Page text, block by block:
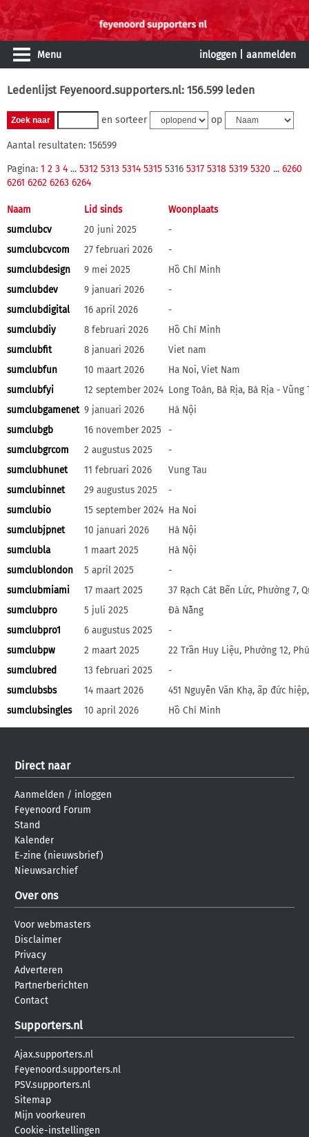
Menu inloggen aanmelden
Ledenlijst Feyenoord.supporters.nl: 156.599 leden
en sorteer op
Aantal resultaten: 156599
Pagina: 1 2 3 4 ... 5312 5313 5314 5315 5316 5317 5318 5319 5320 ... 6260
6261 6262 6263 6264
Naam Lid sinds
Woonplaats
sumclubcv
20 juni 2025
-
sumclubcvcom
27 februari 2026
-
sumclubdesign
9 mei 2025
Hồ Chí Minh
sumclubdev
9 januari 2026
-
sumclubdigital
16 april 2026
-
sumclubdiy
8 februari 2026
Hồ Chí Minh
sumclubfit
8 januari 2026
Viet nam
sumclubfun
10 maart 2026
Ha Noi, Viet Nam
sumclubfyi
12 september 2024 Long Toàn, Bà Rịa, Bà Rịa - Vũng
sumclubgamenet 9 januari 2026
Hà Nội
sumclubgb
16 november 2025
-
sumclubgrcom
2 augustus 2025
-
sumclubhunet
11 februari 2026
Vung Tau
sumclubinnet
29 augustus 2025
-
sumclubio
15 september 2024 Ha Noi
sumclubjpnet
10 januari 2026
Hà Nội
sumclubla
1 maart 2025
Hà Nội
sumclublondon
5 april 2025
-
sumclubmiami
17 maart 2025
37 Rạch Cát Bến Lức, Phường 7,
sumclubpro
5 juli 2025
Đà Nẵng
sumclubpro1
6 augustus 2025
-
sumclubpw
2 maart 2025
22 Trần Huy Liệu, Phường 12,
sumclubred
13 februari 2025
-
sumclubsbs
14 maart 2026
451 Nguyễn Văn Khạ, ấp đức
sumclubsingles
10 april 2026 Hồ Chí Minh
Direct naar
Aanmelden / inloggen
Feyenoord Forum
Stand
Kalender
E-zine (nieuwsbrief)
Nieuwsarchief
Over ons
Voor webmasters
Disclaimer
Privacy
Adverteren
Partnerberichten
Contact
Supporters.nl
Ajax.supporters.nl
Feyenoord.supporters.nl
PSV.supporters.nl
Sitemap
Mijn voorkeuren
Cookie-instellingen